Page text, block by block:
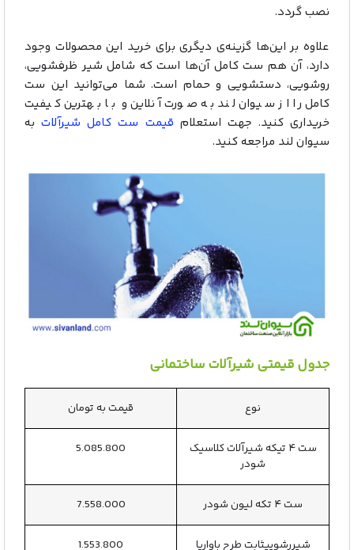
نصب گردد.
علاوه بر این‌ها گزینه‌ی دیگری برای خرید این محصولات وجود
دارد، آن هم ست کامل آن‌ها است که شامل شیر ظرفشویی،
روشویی، دستشویی و حمام است. شما می‌توانید این ست
کامل را از سیوان لند به صورت آنلاین و با بهترین کیفیت
خریداری کنید. جهت استعلامقیمت ست کامل شیرآلاتبه
سیوان لند مراجعه کنید.
جدول قیمتی شیرآلات ساختمانی
نوع قیمت به تومان
ست ۴ تیکه شیرآلات کلاسیک
شودر
5.085.800
ست ۴ تکه لیون شودر 7.558.000
شیررشوییثابت طرح باواریا 1.553.800